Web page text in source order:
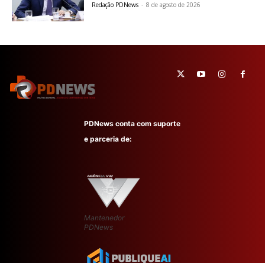
Redação PDNews - 8 de agosto de 2026
PDNews conta com suporte
e parceria de:
Mantenedor
PDNews